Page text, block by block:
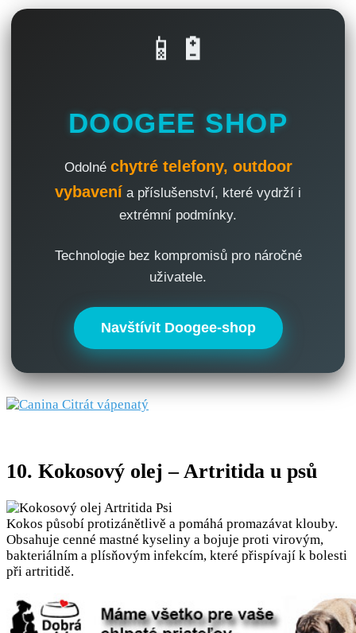
📱🔋
DOOGEE SHOP
Odolné chytré telefony, outdoor
vybavení a příslušenství, které vydrží i
extrémní podmínky.
Technologie bez kompromisů pro náročné
uživatele.
Navštívit Doogee-shop
10. Kokosový olej – Artritida u psů
Kokos působí protizánětlivě a pomáhá promazávat klouby.
Obsahuje cenné mastné kyseliny a bojuje proti virovým,
bakteriálním a plísňovým infekcím, které přispívají k bolesti
při artritidě.